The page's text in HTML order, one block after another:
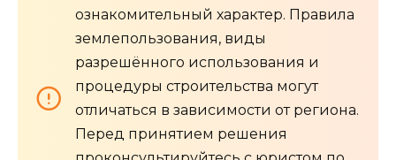
ознакомительный характер. Правила
землепользования, виды
разрешённого использования и
процедуры строительства могут
отличаться в зависимости от региона.
Перед принятием решения